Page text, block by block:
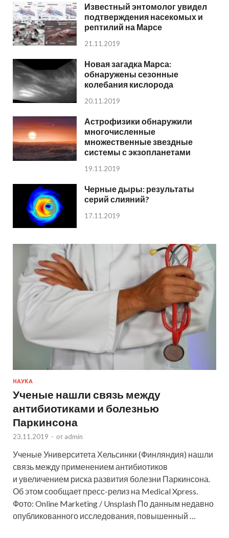
Известный энтомолог увидел
подтверждения насекомых и
рептилий на Марсе
21.11.2019
Новая загадка Марса:
обнаружены сезонные
колебания кислорода
20.11.2019
Астрофизики обнаружили
многочисленные
множественные звездные
системы с экзопланетами
19.11.2019
Черные дыры: результаты
серий слияний?
17.11.2019
НАУКА
Ученые нашли связь между
антибиотиками и болезнью
Паркинсона
23.11.2019 - от admin
Ученые Университета Хельсинки (Финляндия) нашли
связь между применением антибиотиков
и увеличением риска развития болезни Паркинсона.
Об этом сообщает пресс-релиз на Medical Xpress.
Фото: Online Marketing / Unsplash По данным недавно
опубликованного исследования, повышенный …